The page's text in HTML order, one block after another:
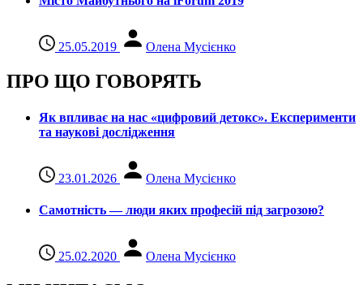
25.05.2019 Олена Мусієнко
ПРО ЩО ГОВОРЯТЬ
Як впливає на нас «цифровий детокс». Експерименти
та наукові дослідження
23.01.2026 Олена Мусієнко
Самотність — люди яких професій під загрозою?
25.02.2020 Олена Мусієнко